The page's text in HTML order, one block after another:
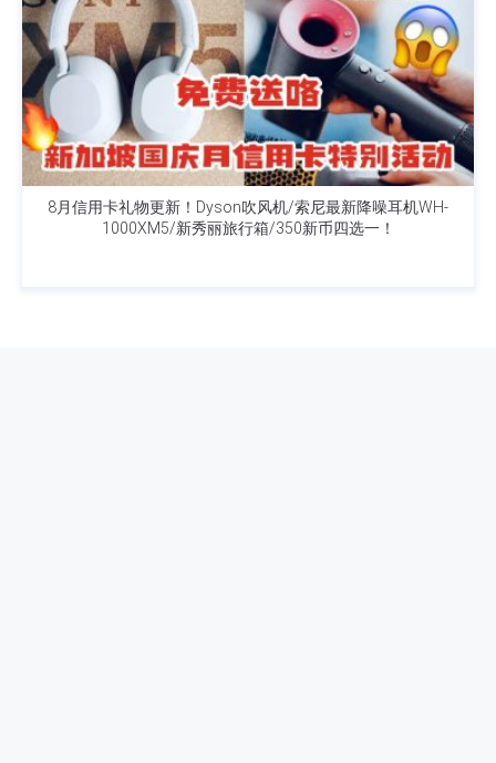
8月信用卡礼物更新！Dyson吹风机/索尼最新降噪耳机WH-
1000XM5/新秀丽旅行箱/350新币四选一！